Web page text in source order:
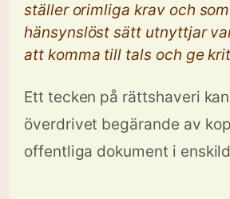
ställer orimliga krav och
hänsynslöst sätt utnyttjar
att komma till tals och ge
Ett tecken på rättshaveri
överdrivet begärande av
offentliga dokument i